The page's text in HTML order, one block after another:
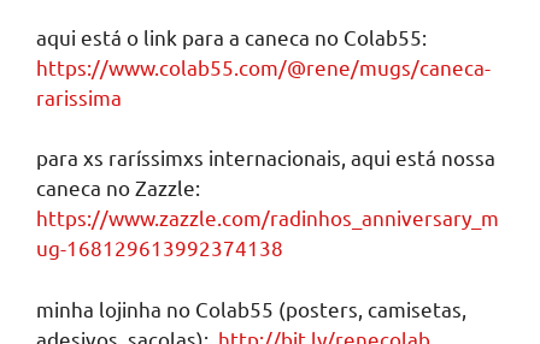
aqui está o link para a caneca no Colab55:
https://www.colab55.com/@rene/mugs/caneca-
rarissima
para xs raríssimxs internacionais, aqui está nossa
caneca no Zazzle:
https://www.zazzle.com/radinhos_anniversary_m
ug-168129613992374138
minha lojinha no Colab55 (posters, camisetas,
adesivos, sacolas): http://bit.ly/renecolab